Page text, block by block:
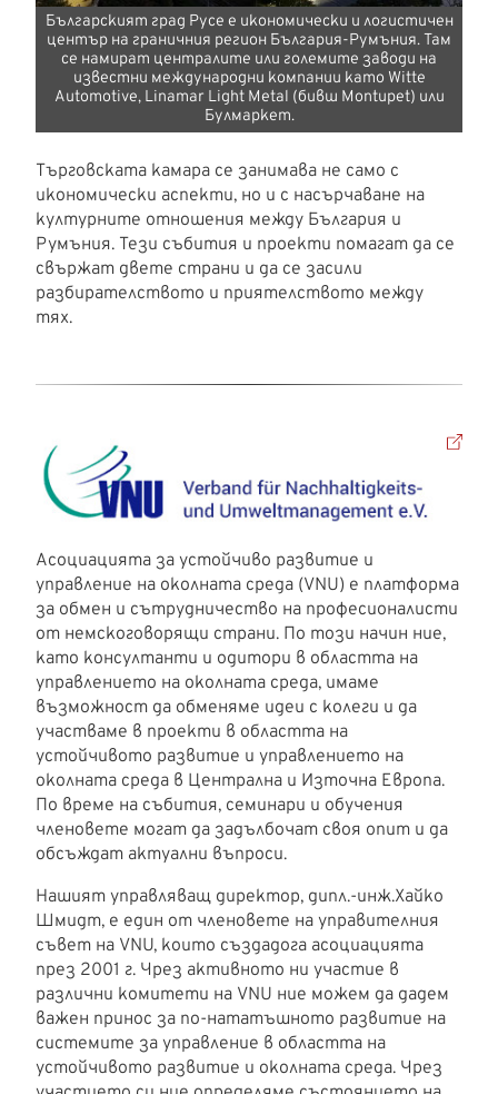
Българският град Русе е икономически и логистичен
център на граничния регион България-Румъния. Там
се намират централите или големите заводи на
известни международни компании като Witte
Automotive, Linamar Light Metal (бивш Montupet) или
Булмаркет.
Търговската камара се занимава не само с
икономически аспекти, но и с насърчаване на
културните отношения между България и
Румъния. Тези събития и проекти помагат да се
свържат двете страни и да се засили
разбирателството и приятелството между
тях.
Асоциацията за устойчиво развитие и
управление на околната среда (VNU) е платформа
за обмен и сътрудничество на професионалисти
от немскоговорящи страни. По този начин ние,
като консултанти и одитори в областта на
управлението на околната среда, имаме
възможност да обменяме идеи с колеги и да
участваме в проекти в областта на
устойчивото развитие и управлението на
околната среда в Централна и Източна Европа.
По време на събития, семинари и обучения
членовете могат да задълбочат своя опит и да
обсъждат актуални въпроси.
Нашият управляващ директор, дипл.-инж.Хайко
Шмидт, е един от членовете на управителния
съвет на VNU, които създадога асоциацията
през 2001 г. Чрез активното ни участие в
различни комитети на VNU ние можем да дадем
важен принос за по-нататъшното развитие на
системите за управление в областта на
устойчивото развитие и околната среда. Чрез